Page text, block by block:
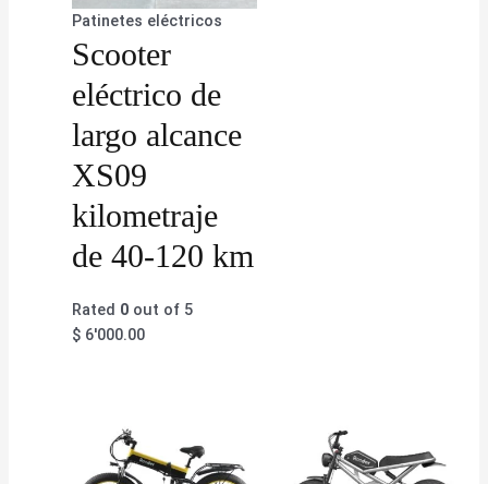
Patinetes eléctricos
Scooter
eléctrico de
largo alcance
XS09
kilometraje
de 40-120 km
Rated 0 out of 5
$ 6'000.00